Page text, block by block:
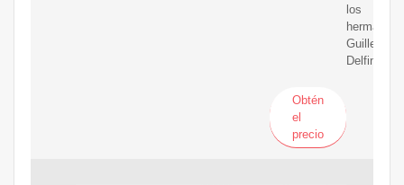
los
hermanos
Guillermo,
Delfino
Obtén
el
precio